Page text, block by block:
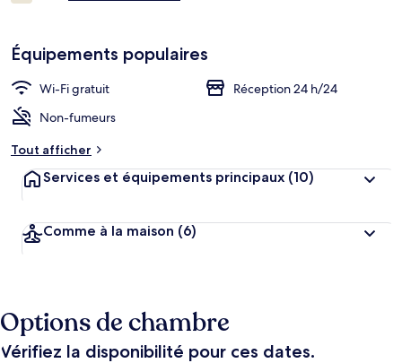
voyageurs
Équipements populaires
Wi-Fi gratuit
Réception 24 h/24
Non-fumeurs
Tout afficher
Services et équipements principaux (10)
Comme à la maison (6)
Options de chambre
Vérifiez la disponibilité pour ces dates.